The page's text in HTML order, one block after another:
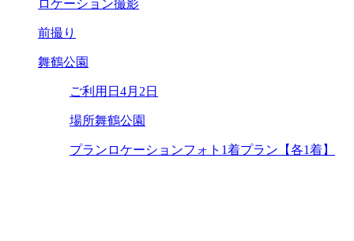
ロケーション撮影
前撮り
舞鶴公園
ご利用日 4月2日
場所舞鶴公園
プラン ロケーションフォト1着プラン【各1着】